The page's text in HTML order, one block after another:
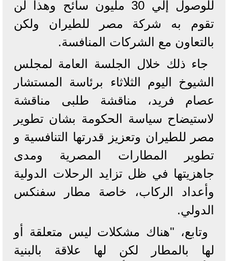
للوصول إلي 30 مليون سائح وهذا لن
تقوم به شركة مصر للطيران ولكن
بالتعاون مع الشركات المنافسة.
جاء ذلك خلال الجلسة العامة لمجلس
الشيوخ اليوم الثلاثاء برئاسة المستشار
عصام فريد، مناقشة طلبى مناقشة
لاستيضاح سياسة الحكومة بشان تطوير
مصر للطيران وتعزيز قدرتها التنافسية و
تطوير المطارات المصرية ومدى
جاهزيتها في ظل تزايد الرحلات الدولية
وأعداد الركاب، خاصة مطار سفنكس
الدولي.
وتابع، "هناك مشكلات ليس متعلقة أو
لها بالمطار لكن لها علاقة بالبنية